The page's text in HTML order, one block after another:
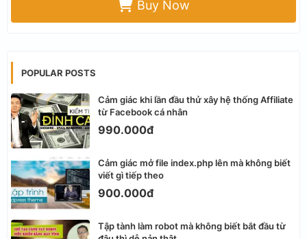
Buy Now
POPULAR POSTS
Cảm giác khi lần đầu thử xây hệ thống Affiliate
từ Facebook cá nhân
990.000đ
Cảm giác mở file index.php lên mà không biết
viết gì tiếp theo
900.000đ
Tập tành làm robot mà không biết bắt đầu từ